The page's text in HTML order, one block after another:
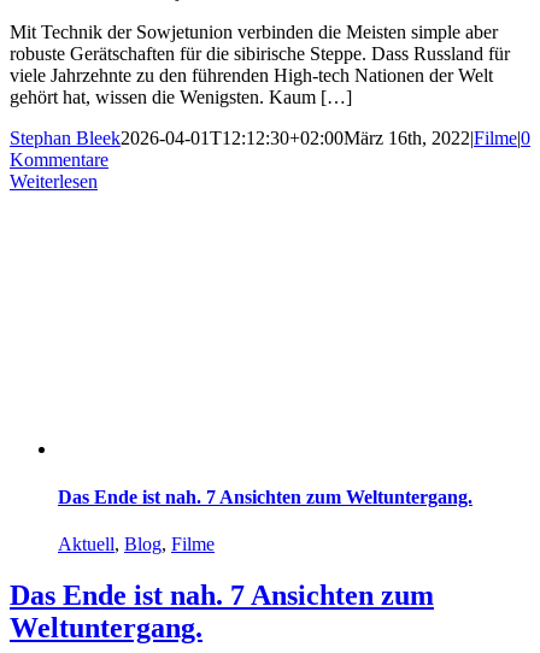
Mit Technik der Sowjetunion verbinden die Meisten simple aber
robuste Gerätschaften für die sibirische Steppe. Dass Russland für
viele Jahrzehnte zu den führenden High-tech Nationen der Welt
gehört hat, wissen die Wenigsten. Kaum […]
Stephan Bleek2026-04-01T12:12:30+02:00März 16th, 2022|Filme|0
Kommentare
Weiterlesen
Das Ende ist nah. 7 Ansichten zum Weltuntergang.
Aktuell, Blog, Filme
Das Ende ist nah. 7 Ansichten zum
Weltuntergang.